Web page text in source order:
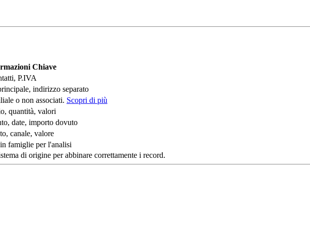
Chiave
P.IVA
indirizzo separato
o non associati. Scopri di più
quantità, valori
date, importo dovuto
canale, valore
famiglie per l'analisi
di origine per abbinare correttamente i record.